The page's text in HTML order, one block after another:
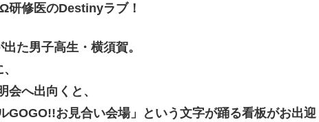
研修医のDestinyラブ！
た男子高生・横須賀。
へ出向くと、
GOGO!!お見合い会場」という文字が踊る看板がお出迎